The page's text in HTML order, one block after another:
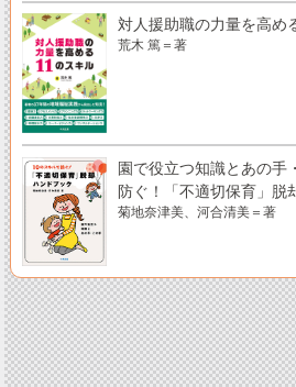
対人援助職の力量を高め
荒木 篤＝著
園で役立つ知識とあの
防ぐ！「不適切保育」脱
菊地奈津美、河合清美＝著